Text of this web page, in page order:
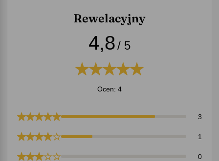
Rewelacyjny
4,8/ 5
Ocen: 4
3
1
0